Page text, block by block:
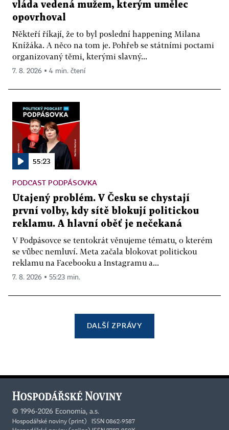
vláda vedená mužem, kterým umělec
opovrhoval
Někteří říkají, že to byl poslední happening Milana
Knížáka. A něco na tom je. Pohřeb se státními poctami
organizovaný těmi, kterými slavný...
7. 8. 2026 ▪ 4 min. čtení
55:23
PODCAST PODPÁSOVKA
Utajený problém. V Česku se chystají
první volby, kdy sítě blokují politickou
reklamu. A hlavní oběť je nečekaná
V Podpásovce se tentokrát věnujeme tématu, o kterém
se vůbec nemluví. Meta začala blokovat politickou
reklamu na Facebooku a Instagramu a...
7. 8. 2026 ▪ 55:23 min.
DALŠÍ ZPRÁVY
© 1996-2026 Economia, a.s.
Hospodářské noviny (print) ISSN 0862-9587